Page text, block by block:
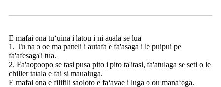
E mafai ona tuʻuina i latou i ni auala se lua
1. Tu na o oe ma paneli i autafa e fa'asaga i le puipui pe
fa'afesaga'i tua.
2. Fa'aopoopo se tasi pusa pito i pito ta'itasi, fa'atulaga se seti o le
chiller tatala e fai si maualuga.
E mafai ona e filifili saoloto e faʻavae i luga o ou manaʻoga.